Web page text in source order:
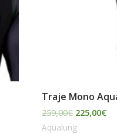
Traje Mono
259,00€ 225,00€
Aqualung